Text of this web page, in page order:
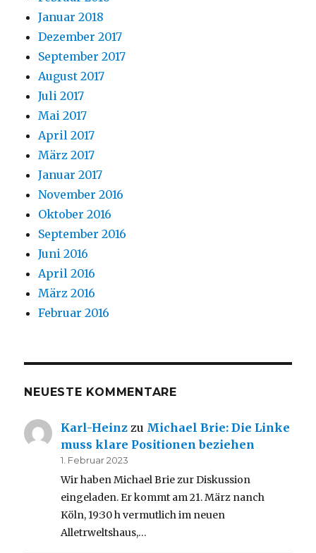
Januar 2018
Dezember 2017
September 2017
August 2017
Juli 2017
Mai 2017
April 2017
März 2017
Januar 2017
November 2016
Oktober 2016
September 2016
Juni 2016
April 2016
März 2016
Februar 2016
NEUESTE KOMMENTARE
Karl-Heinz zu Michael Brie: Die Linke
muss klare Positionen beziehen
1. Februar 2023
Wir haben Michael Brie zur Diskussion
eingeladen. Er kommt am 21. März nanch
Köln, 19:30 h vermutlich im neuen
Alletrweltshaus,…